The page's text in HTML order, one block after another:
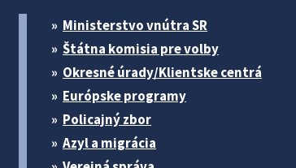
Ministerstvo vnútra SR
Štátna komisia pre volby
Okresné úrady/Klientske centrá
Európske programy
Policajný zbor
Azyl a migrácia